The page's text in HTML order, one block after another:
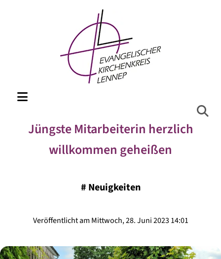
Jüngste Mitarbeiterin herzlich
willkommen geheißen
# Neuigkeiten
Veröffentlicht am Mittwoch, 28. Juni 2023 14:01